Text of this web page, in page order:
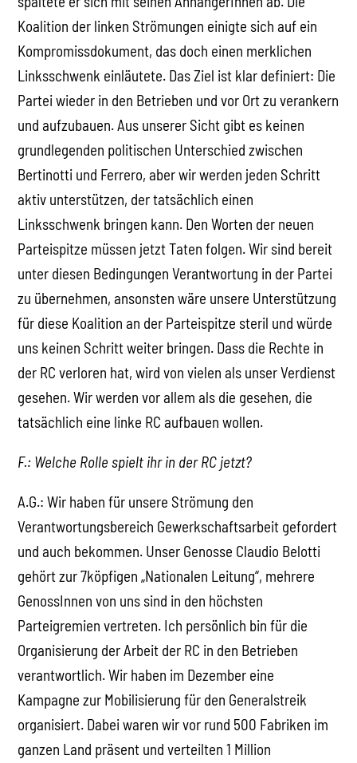
Koalition der linken Strömungen einigte sich auf ein
Kompromissdokument, das doch einen merklichen
Linksschwenk einläutete. Das Ziel ist klar definiert: Die
Partei wieder in den Betrieben und vor Ort zu verankern
und aufzubauen. Aus unserer Sicht gibt es keinen
grundlegenden politischen Unterschied zwischen
Bertinotti und Ferrero, aber wir werden jeden Schritt
aktiv unterstützen, der tatsächlich einen
Linksschwenk bringen kann. Den Worten der neuen
Parteispitze müssen jetzt Taten folgen. Wir sind bereit
unter diesen Bedingungen Verantwortung in der Partei
zu übernehmen, ansonsten wäre unsere Unterstützung
für diese Koalition an der Parteispitze steril und würde
uns keinen Schritt weiter bringen. Dass die Rechte in
der RC verloren hat, wird von vielen als unser Verdienst
gesehen. Wir werden vor allem als die gesehen, die
tatsächlich eine linke RC aufbauen wollen.
F.: Welche Rolle spielt ihr in der RC jetzt?
A.G.: Wir haben für unsere Strömung den
Verantwortungsbereich Gewerkschaftsarbeit gefordert
und auch bekommen. Unser Genosse Claudio Belotti
gehört zur 7köpfigen „Nationalen Leitung“, mehrere
GenossInnen von uns sind in den höchsten
Parteigremien vertreten. Ich persönlich bin für die
Organisierung der Arbeit der RC in den Betrieben
verantwortlich. Wir haben im Dezember eine
Kampagne zur Mobilisierung für den Generalstreik
organisiert. Dabei waren wir vor rund 500 Fabriken im
ganzen Land präsent und verteilten 1 Million